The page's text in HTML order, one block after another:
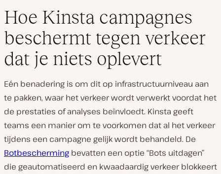
Hoe Kinsta campagnes
beschermt tegen verkeer
dat je niets oplevert
Eén benadering is om dit op infrastructuurniveau aan
te pakken, waar het verkeer wordt verwerkt voordat het
de prestaties of analyses beïnvloedt. Kinsta geeft
teams een manier om te voorkomen dat al het verkeer
tijdens een campagne gelijk wordt behandeld. De
Botbescherming bevatten een optie “Bots uitdagen”
die geautomatiseerd en kwaadaardig verkeer blokkeert